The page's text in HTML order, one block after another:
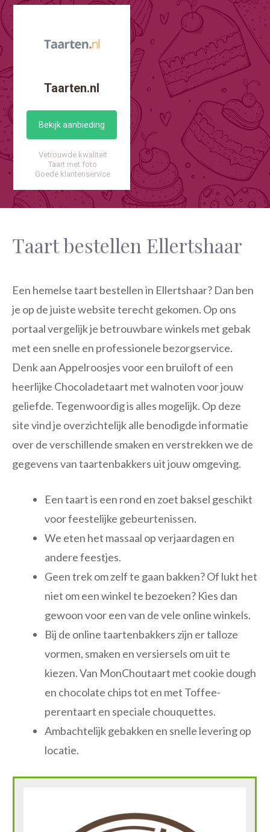
Taarten.nl
Bekijk aanbieding
Vetrouwde kwaliteit
Taart met foto
Goede klantenservice
Taart bestellen Ellertshaar
Een hemelse taart bestellen in Ellertshaar? Dan ben
je op de juiste website terecht gekomen. Op ons
portaal vergelijk je betrouwbare winkels met gebak
met een snelle en professionele bezorgservice.
Denk aan Appelroosjes voor een bruiloft of een
heerlijke Chocoladetaart met walnoten voor jouw
geliefde. Tegenwoordig is alles mogelijk. Op deze
site vind je overzichtelijk alle benodigde informatie
over de verschillende smaken en verstrekken we de
gegevens van taartenbakkers uit jouw omgeving.
Een taart is een rond en zoet baksel geschikt
voor feestelijke gebeurtenissen.
We eten het massaal op verjaardagen en
andere feestjes.
Geen trek om zelf te gaan bakken? Of lukt het
niet om een winkel te bezoeken? Kies dan
gewoon voor een van de vele online winkels.
Bij de online taartenbakkers zijn er talloze
vormen, smaken en versiersels om uit te
kiezen. Van MonChoutaart met cookie dough
en chocolate chips tot en met Toffee-
perentaart en speciale chouquettes.
Ambachtelijk gebakken en snelle levering op
locatie.